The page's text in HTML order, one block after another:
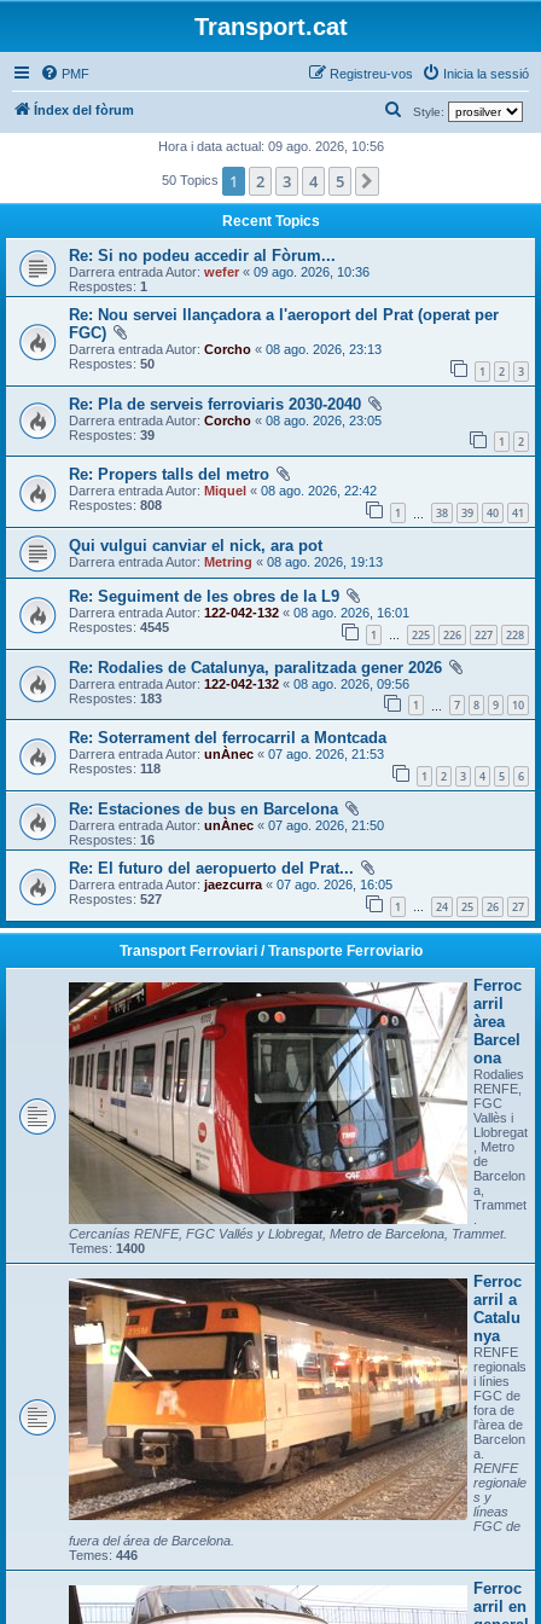
Transport.cat
PMF Inicia la sessió
Registreu-vos
Índex del fòrum Style:
e
Hora i data actual: 09 ago. 2026, 10:56
50 Topics 1 2 3 4 5
Recent Topics
Re: Si no podeu accedir al Fòrum...
Darrera entrada Autor: wefer « 09 ago. 2026, 10:36
Respostes: 1
Re: Nou servei llançadora a l'aeroport del Prat (operat per
FGC)
Darrera entrada Autor: Corcho « 08 ago. 2026, 23:13
Respostes: 50 1 2 3
Re: Pla de serveis ferroviaris 2030-2040
Darrera entrada Autor: Corcho « 08 ago. 2026, 23:05
Respostes: 39 1 2
Re: Propers talls del metro
Darrera entrada Autor: Miquel « 08 ago. 2026, 22:42
Respostes: 808 1 38 39 40 41
Qui vulgui canviar el nick, ara pot
Darrera entrada Autor: Metring « 08 ago. 2026, 19:13
Re: Seguiment de les obres de la L9
Darrera entrada Autor: 122-042-132 « 08 ago. 2026, 16:01
Respostes: 4545 1 … 225 226 227 228
Re: Rodalies de Catalunya, paralitzada gener 2026
Darrera entrada Autor: 122-042-132 « 08 ago. 2026, 09:56
Respostes: 183 1 7 8 9 10
Re: Soterrament del ferrocarril a Montcada
Darrera entrada Autor: unÀnec « 07 ago. 2026, 21:53
Respostes: 118 1 2 3 4 5 6
Re: Estaciones de bus en Barcelona
Darrera entrada Autor: unÀnec « 07 ago. 2026, 21:50
Respostes: 16
Re: El futuro del aeropuerto del Prat...
Darrera entrada Autor: jaezcurra « 07 ago. 2026, 16:05
Respostes: 527 1 … 24 25 26 27
Transport Ferroviari / Transporte Ferroviario
Ferroc
arril
àrea
Barcel
ona
Rodalies
RENFE,
FGC
Vallès i
Llobregat
, Metro
de
Barcelon
a,
Trammet
Cercanías RENFE, FGC Vallés y Llobregat, Metro de Barcelona, Trammet.
Temes: 1400
Ferroc
arril a
Catalu
nya
RENFE
regionals
i línies
FGC de
fora de
l'àrea de
Barcelon
a.
RENFE
regionale
s y
líneas
FGC de
fuera del área de Barcelona.
Temes: 446
Ferroc
arril en